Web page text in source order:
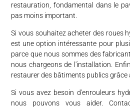
restauration, fondamental dans le
pas moins important.
Si vous souhaitez acheter des roues
est une option intéressante pour
parce que nous sommes des
nous chargeons de l'installation.
restaurer des bâtiments publics grâce
Si vous avez besoin d'enrouleurs
nous pouvons vous aider.